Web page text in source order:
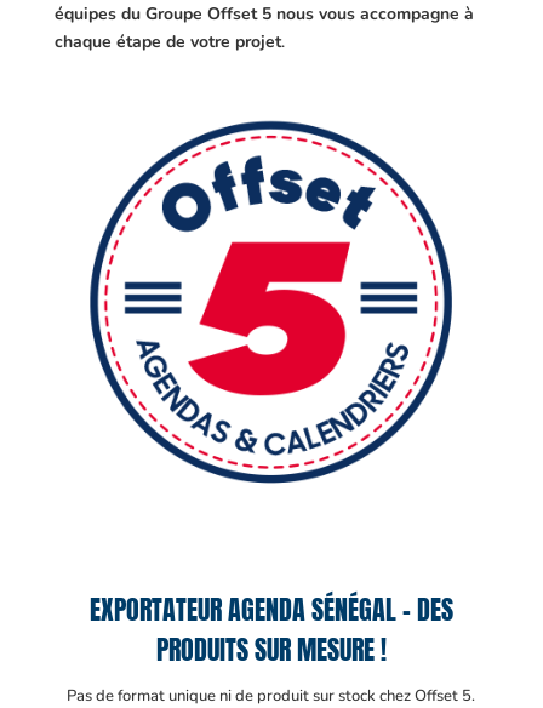
équipes du Groupe Offset 5 nous vous accompagne à
chaque étape de votre projet.
EXPORTATEUR AGENDA SÉNÉGAL – DES
PRODUITS SUR MESURE !
Pas de format unique ni de produit sur stock chez Offset 5.